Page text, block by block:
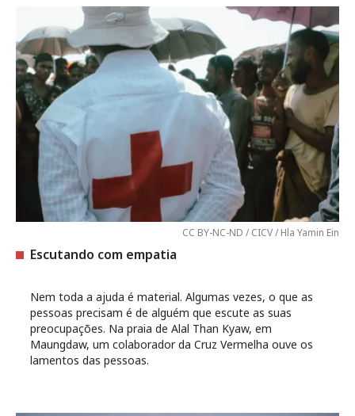
CC BY-NC-ND / CICV / Hla Yamin Ein
Escutando com empatia
Nem toda a ajuda é material. Algumas vezes, o que as
pessoas precisam é de alguém que escute as suas
preocupações. Na praia de Alal Than Kyaw, em
Maungdaw, um colaborador da Cruz Vermelha ouve os
lamentos das pessoas.